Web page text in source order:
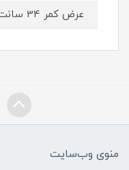
عرض کمر 34 سانت - فاق 23 سانت
منوی وب‌سایت